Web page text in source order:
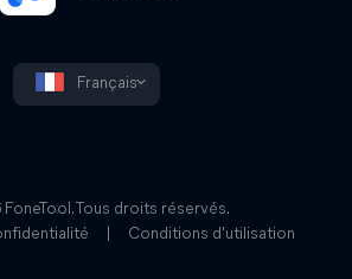
Français
Tous droits réservés.
Conditions d'utilisation